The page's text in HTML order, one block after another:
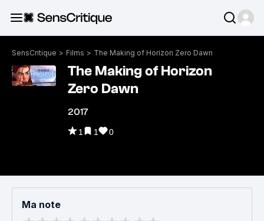
SensCritique > Films > The Making of Horizon Zero Dawn
The Making of Horizon
Zero Dawn
2017
1 1 0
Ma note